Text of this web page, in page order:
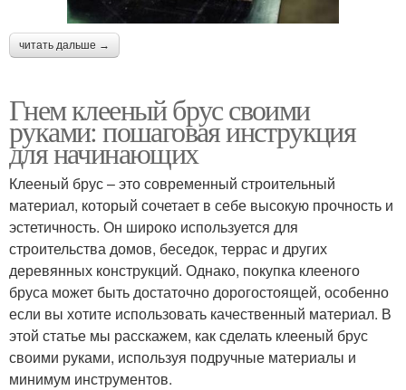
читать дальше →
Гнем клееный брус своими
руками: пошаговая инструкция
для начинающих
Клееный брус – это современный строительный
материал, который сочетает в себе высокую прочность и
эстетичность. Он широко используется для
строительства домов, беседок, террас и других
деревянных конструкций. Однако, покупка клееного
бруса может быть достаточно дорогостоящей, особенно
если вы хотите использовать качественный материал. В
этой статье мы расскажем, как сделать клееный брус
своими руками, используя подручные материалы и
минимум инструментов.